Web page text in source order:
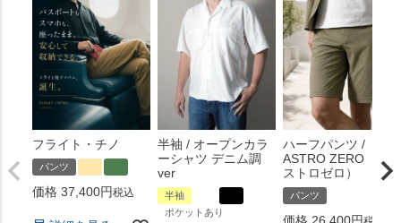
フライト・チノ
パンツ
価格 37,400 税込
半袖 / オープンカラ
ーシャツ デニム調
ver
半袖
ポケットあり
ハーフパンツ /
ASTRO ZERO （ア
ストロゼロ）
パンツ